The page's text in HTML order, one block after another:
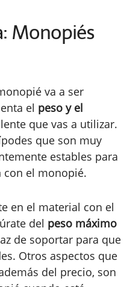
Monopiés
va a ser
el peso y el
que vas a utilizar.
que son muy
estables para
con el monopié.
en el material con el
del peso máximo
de soportar para que
Otros aspectos que
del precio, son